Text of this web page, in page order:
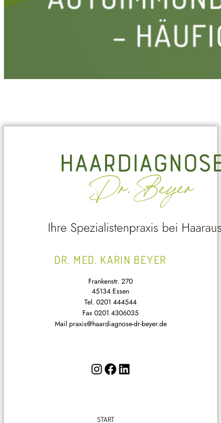
DR. MED. KARIN BEYER
Frankenstr. 270
45134 Essen
Tel. 0201 444544
Fax 0201 4306035
Mail praxis@haardiagnose-dr-beyer.de
F
L
START